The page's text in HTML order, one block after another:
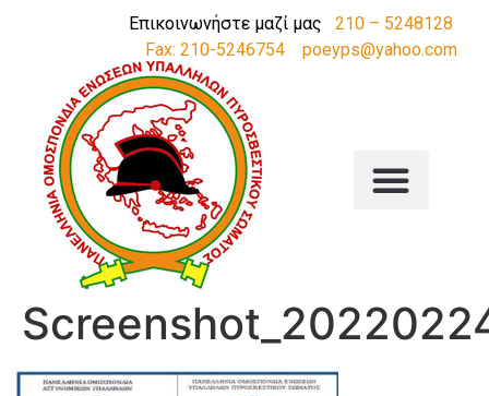
Επικοινωνήστε μαζί μας 210 – 5248128
Fax: 210-5246754
poeyps@yahoo.com